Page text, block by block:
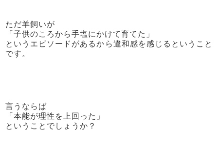
ただ羊飼いが
「子供のころから手塩にかけて育てた」
というエピソードがあるから違和感を感じるということ
です。
言うならば
「本能が理性を上回った」
ということでしょうか？